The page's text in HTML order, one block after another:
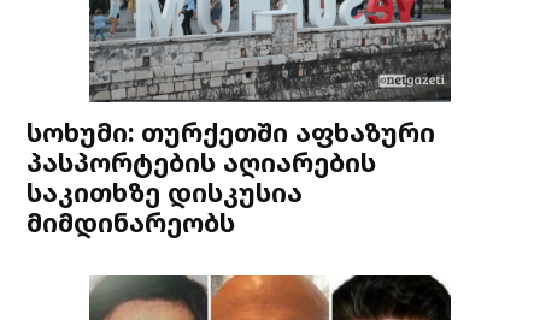
სოხუმი: თურქეთში აფხაზური
პასპორტების აღიარების
საკითხზე დისკუსია
მიმდინარეობს